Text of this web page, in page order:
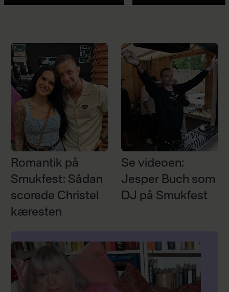
Romantik på
Smukfest: Sådan
scorede Christel
kæresten
Se videoen:
Jesper Buch som
DJ på Smukfest